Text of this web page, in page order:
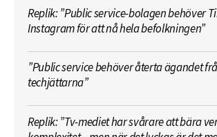
Replik: ”Public service-bolagen behöver
Instagram för att nå hela befolkningen”
”Public service behöver återta ägandet
techjättarna”
Replik: ”Tv-mediet har svårare att bära